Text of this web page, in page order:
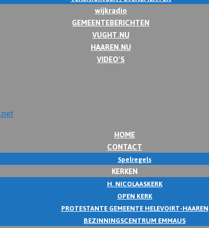
wijkradio
GEMEENTEBERICHTEN
VUGHT.NU
HAAREN.NU
VIDEO’S
HOME
CONTACT
Spelregels
KERKEN
H. NICOLAASKERK
OPEN KERK
PROTESTANTE GEMEENTE HELEVOIRT-HAAREN
BEZINNINGSCENTRUM EMMAUS